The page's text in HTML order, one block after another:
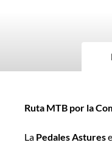
técnica
Ruta MTB por la
La Pedales Astures